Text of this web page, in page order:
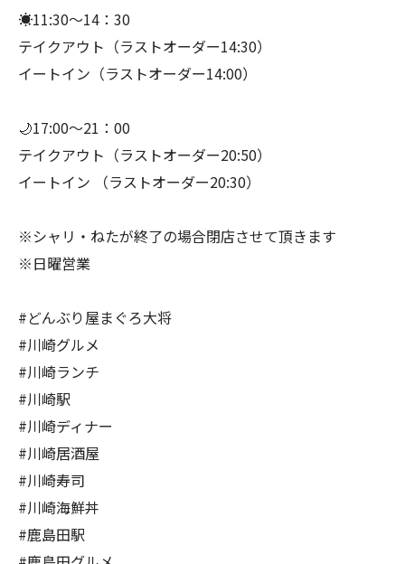
☀️11:30～14：30
テイクアウト（ラストオーダー14:30）
イートイン（ラストオーダー14:00）
🌙17:00～21：00
テイクアウト（ラストオーダー20:50）
イートイン （ラストオーダー20:30）
※シャリ・ねたが終了の場合閉店させて頂きます
※日曜営業
#どんぶり屋まぐろ大将
#川崎グルメ
#川崎ランチ
#川崎駅
#川崎ディナー
#川崎居酒屋
#川崎寿司
#川崎海鮮丼
#鹿島田駅